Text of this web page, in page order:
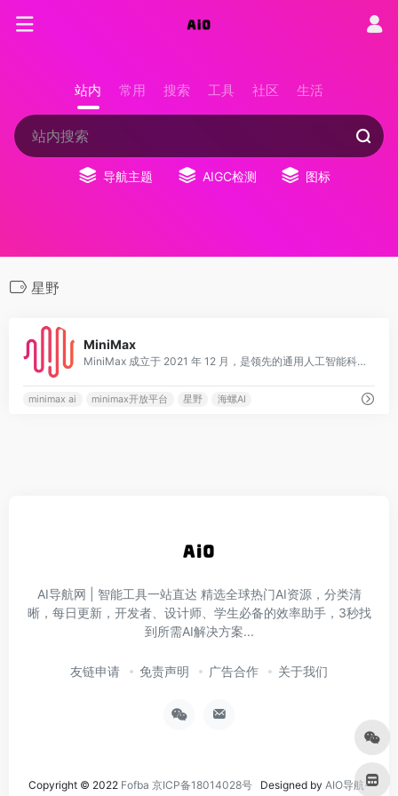
站内 常用 搜索 工具 社区 生活
导航主题 AIGC检测 图标
星野
MiniMax
MiniMax 成立于 2021 年 12 月，是领先的通用人工智能科技公司，致力于与用户共创智能。
minimax ai minimax开放平台 星野 海螺AI
AI导航网 | 智能工具一站直达‌ 精选全球热门AI资源，分类清
晰，每日更新，开发者、设计师、学生必备的效率助手，3秒找
到所需AI解决方案...
友链申请 免责声明 广告合作 关于我们
Copyright © 2022 Fofba 京ICP备18014028号 Designed by AIO导航-